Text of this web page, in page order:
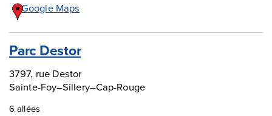
Google Maps
Parc Destor
3797, rue Destor
Sainte-Foy–Sillery–Cap-Rouge
6 allées